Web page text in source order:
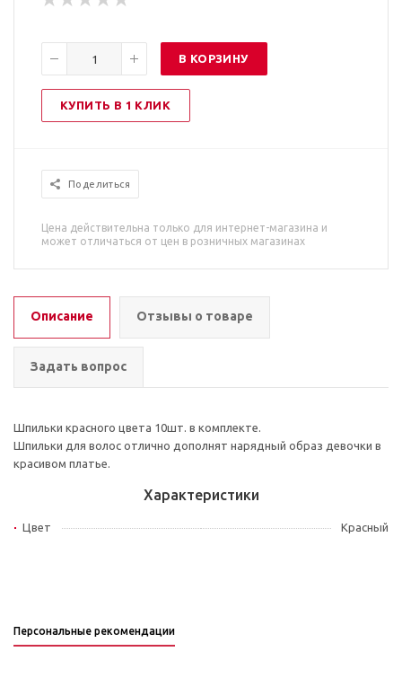
В КОРЗИНУ
КУПИТЬ В 1 КЛИК
Поделиться
Цена действительна только для интернет-магазина и
может отличаться от цен в розничных магазинах
Описание Отзывы о товаре
Задать вопрос
Шпильки красного цвета 10шт. в комплекте.
Шпильки для волос отлично дополнят нарядный образ девочки в
красивом платье.
Характеристики
Цвет Красный
Персональные рекомендации